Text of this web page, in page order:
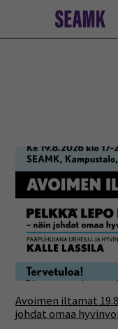
Avoimen iltamat
johdat omaa